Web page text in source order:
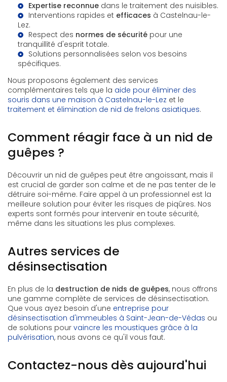
Expertise reconnue dans le traitement des nuisibles.
Interventions rapides et efficaces à Castelnau-le-
Lez.
Respect des normes de sécurité pour une
tranquillité d'esprit totale.
Solutions personnalisées selon vos besoins
spécifiques.
Nous proposons également des services
complémentaires tels que la aide pour éliminer des
souris dans une maison à Castelnau-le-Lez et le
traitement et élimination de nid de frelons asiatiques.
Comment réagir face à un nid de
guêpes ?
Découvrir un nid de guêpes peut être angoissant, mais il
est crucial de garder son calme et de ne pas tenter de le
détruire soi-même. Faire appel à un professionnel est la
meilleure solution pour éviter les risques de piqûres. Nos
experts sont formés pour intervenir en toute sécurité,
même dans les situations les plus complexes.
Autres services de
désinsectisation
En plus de la destruction de nids de guêpes, nous offrons
une gamme complète de services de désinsectisation.
Que vous ayez besoin d'une entreprise pour
désinsectisation d'immeubles à Saint-Jean-de-Védas ou
de solutions pour vaincre les moustiques grâce à la
pulvérisation, nous avons ce qu'il vous faut.
Contactez-nous dès aujourd'hui